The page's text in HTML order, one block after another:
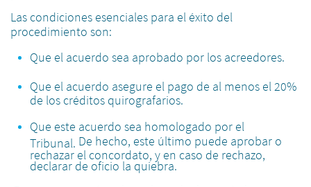
Las condiciones esenciales para el éxito del
procedimiento son:
Que el acuerdo sea aprobado por los acreedores.
Que el acuerdo asegure el pago de al menos el 20%
de los créditos quirografarios.
Que este acuerdo sea homologado por el
Tribunal. De hecho, este último puede aprobar o
rechazar el concordato, y en caso de rechazo,
declarar de oficio la quiebra.